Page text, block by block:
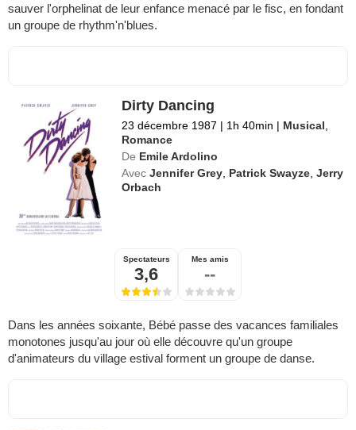
sauver l'orphelinat de leur enfance menacé par le fisc, en fondant
un groupe de rhythm'n'blues.
Dirty Dancing
23 décembre 1987 | 1h 40min | Musical,
Romance
De Emile Ardolino
Avec Jennifer Grey, Patrick Swayze,Jerry
Orbach
Spectateurs
3,6
Mes amis
--
Dans les années soixante, Bébé passe des vacances familiales
monotones jusqu'au jour où elle découvre qu'un groupe
d'animateurs du village estival forment un groupe de danse.